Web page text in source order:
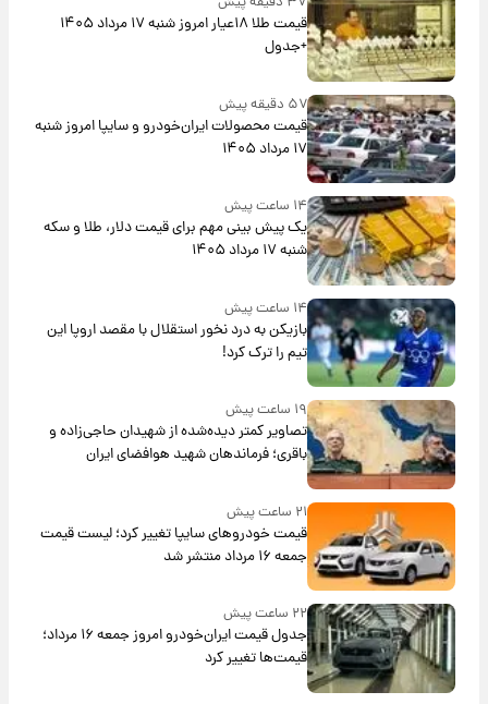
قیمت طلا ۱۸عیار امروز شنبه ۱۷ مرداد ۱۴۰۵
+جدول
۵۷ دقیقه پیش
قیمت محصولات ایران‌خودرو و سایپا امروز شنبه
۱۷ مرداد ۱۴۰۵
۱۴ ساعت پیش
یک پیش ‌بینی مهم برای قیمت دلار، طلا و سکه
شنبه ۱۷ مرداد ۱۴۰۵
۱۴ ساعت پیش
بازیکن به درد نخور استقلال با مقصد اروپا این
تیم را ترک کرد!
۱۹ ساعت پیش
تصاویر کمتر دیده‌شده از شهیدان حاجی‌زاده و
باقری؛ فرماندهان شهید هوافضای ایران
۲۱ ساعت پیش
قیمت خودروهای سایپا تغییر کرد؛ لیست قیمت
جمعه ۱۶ مرداد منتشر شد
۲۲ ساعت پیش
جدول قیمت ایران‌خودرو امروز جمعه ۱۶ مرداد؛
قیمت‌ها تغییر کرد